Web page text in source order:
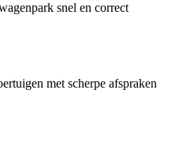
snel en correct
met scherpe afspraken